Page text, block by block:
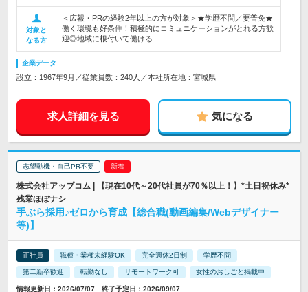
対象と
なる方
＜広報・PRの経験2年以上の方が対象＞★学歴不問／要普免★
働く環境も好条件！積極的にコミュニケーションがとれる方歓
迎◎地域に根付いて働ける
企業データ
設立：1967年9月／従業員数：240人／本社所在地：宮城県
求人詳細を見る 気になる
志望動機・自己PR不要
株式会社アップコム | 【現在10代～20代社員が70％以上！】*土日祝休み*
残業ほぼナシ
手ぶら採用♪ゼロから育成【総合職(動画編集/Webデザイナー
等)】
正社員 職種・業種未経験OK 完全週休2日制 学歴不問
第二新卒歓迎 転勤なし リモートワーク可 女性のおしごと掲載中
情報更新日：2026/07/07 終了予定日：2026/09/07